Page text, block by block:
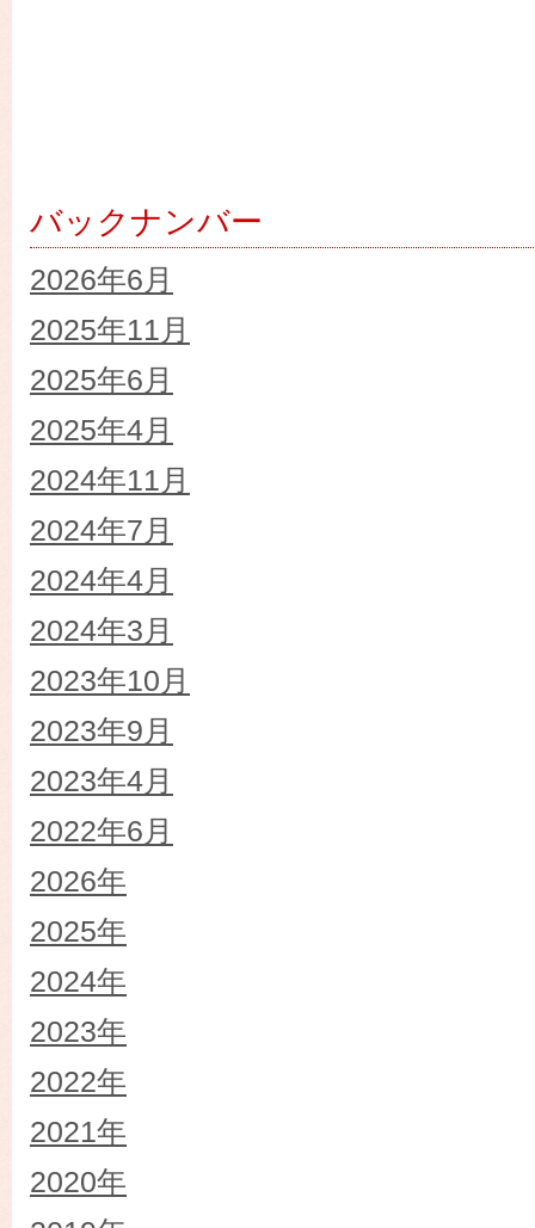
バックナンバー
2026年6月
2025年11月
2025年6月
2025年4月
2024年11月
2024年7月
2024年4月
2024年3月
2023年10月
2023年9月
2023年4月
2022年6月
2026年
2025年
2024年
2023年
2022年
2021年
2020年